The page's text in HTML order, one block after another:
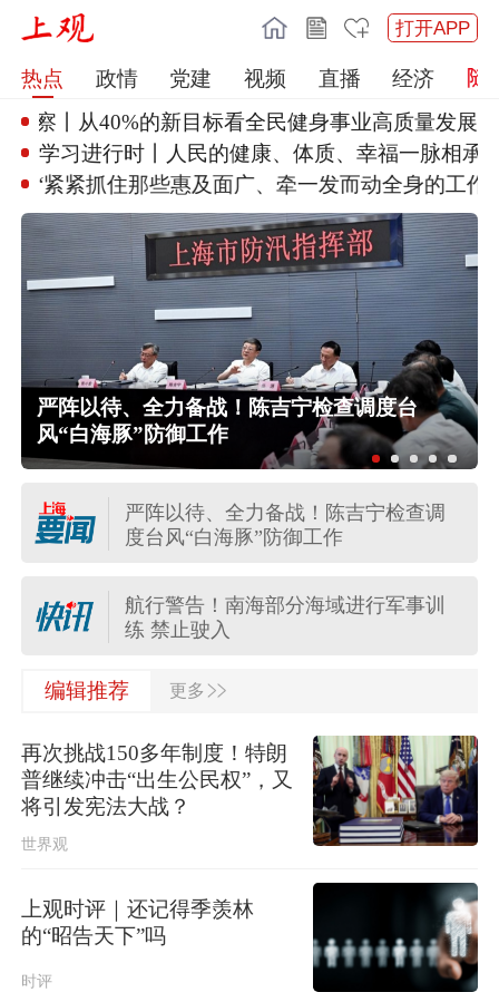
打开APP
热点 政情 党建 视频 直播
经济
时政微观察丨从40%的新目标看全民健身事业高
学习进行时丨人民的健康、体质、 幸福一脉相承
“紧紧抓住那些惠及面广、牵一发而动全身的工作”
严阵以待、全力备战！陈吉宁检查调度台
风“白海豚”防御工作
严阵以待、全力备战！陈吉宁检查调
度台风“白海豚”防御工作
蔡皋在加拿大领取国际安徒生奖，系
插画奖项60年来首位中国画家
国家防总对江苏安徽启动防汛防台风
四级应急响应
航行警告！南海部分海域进行军事训
练 禁止驶入
迎战“白海豚”，多区上午起转移安置，
陕西柞水泥石流已致2人死亡，仍有1
人失联
中国气象局升级调整应急响应为台风
蔡皋在加拿大领取国际安徒生奖，系
插画奖项60年来首位中国画家
编辑推荐 更多 >>
再次挑战150多年制度！特朗
普继续冲击“出生公民权”，又
将引发宪法大战？
世界观
上观时评｜还记得季羡林
的“昭告天下”吗
时评